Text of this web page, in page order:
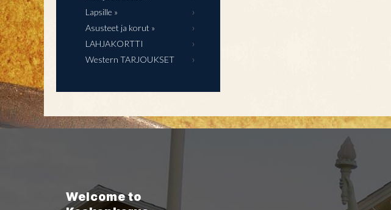
Lapsille »
Asusteet ja korut »
LAHJAKORTTI
Western TARJOUKSET
Welcome to